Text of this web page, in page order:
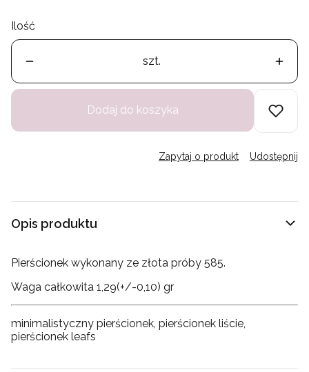
Ilość
szt.
Dodaj do koszyka
Zapytaj o produkt Udostępnij
Opis produktu
Pierścionek wykonany ze złota próby 585.
Waga całkowita 1,29(+/-0,10) gr
minimalistyczny pierścionek, pierścionek liście,
pierścionek leafs